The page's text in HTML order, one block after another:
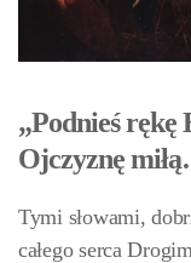
„Podnieś rękę
Ojczyznę
Tymi słowami,
całego serca